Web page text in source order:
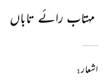
مہتاب رائے تاباں
اشعار1